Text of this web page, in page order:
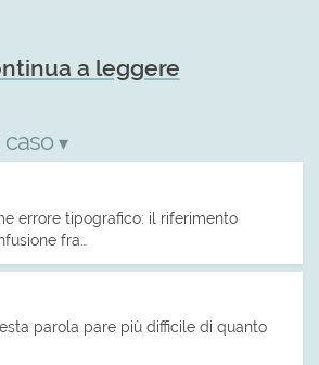
a leggere
caso ▾
errore tipografico: il riferimento
fra…
parola pare più difficile di quanto